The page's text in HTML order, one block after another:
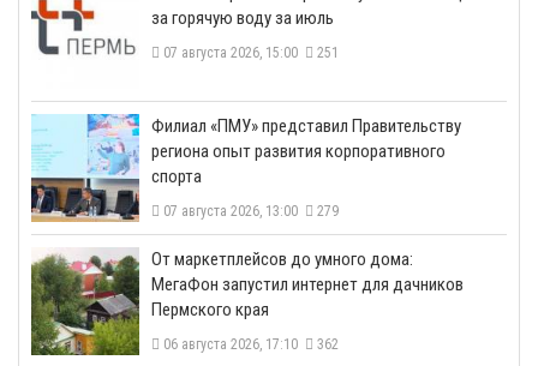
за горячую воду за июль
07 августа 2026, 15:00 251
​Филиал «ПМУ» представил Правительству
региона опыт развития корпоративного
спорта
07 августа 2026, 13:00 279
От маркетплейсов до умного дома:
МегаФон запустил интернет для дачников
Пермского края
06 августа 2026, 17:10 362